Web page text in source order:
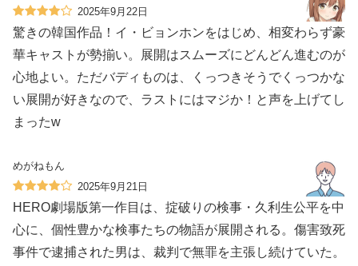
2025年9月22日
驚きの韓国作品！イ・ビョンホンをはじめ、相変わらず豪
華キャストが勢揃い。展開はスムーズにどんどん進むのが
心地よい。ただバディものは、くっつきそうでくっつかな
い展開が好きなので、ラストにはマジか！と声を上げてし
まったw
めがねもん
2025年9月21日
HERO劇場版第一作目は、掟破りの検事・久利生公平を中
心に、個性豊かな検事たちの物語が展開される。傷害致死
事件で逮捕された男は、裁判で無罪を主張し続けていた。